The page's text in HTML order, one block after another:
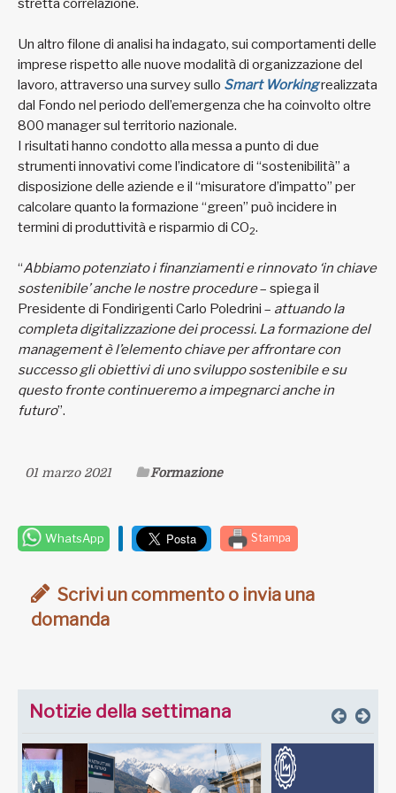
stretta correlazione.
Un altro filone di analisi ha indagato, sui comportamenti delle
imprese rispetto alle nuove modalità di organizzazione del
lavoro, attraverso una survey sullo Smart Workingrealizzata
dal Fondo nel periodo dell’emergenza che ha coinvolto oltre
800 manager sul territorio nazionale.
I risultati hanno condotto alla messa a punto di due
strumenti innovativi come l’indicatore di “sostenibilità” a
disposizione delle aziende e il “misuratore d’impatto” per
calcolare quanto la formazione “green” può incidere in
termini di produttività e risparmio di CO2.
“Abbiamo potenziato i finanziamenti e rinnovato ‘in chiave
sostenibile’ anche le nostre procedure– spiega il
Presidente di Fondirigenti Carlo Poledrini – attuando la
completa digitalizzazione dei processi. La formazione del
management è l’elemento chiave per affrontare con
successo gli obiettivi di uno sviluppo sostenibile e su
questo fronte continueremo a impegnarci anche in
futuro”.
01 marzo 2021 Formazione
WhatsApp Stampa
Scrivi un commento o invia una
domanda
Notizie della settimana